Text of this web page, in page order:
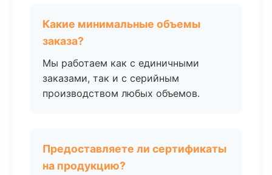
Какие минимальные объемы
заказа?
Мы работаем как с единичными
заказами, так и с серийным
производством любых объемов.
Предоставляете ли сертификаты
на продукцию?